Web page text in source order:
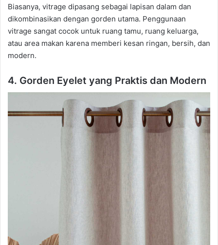
Biasanya, vitrage dipasang sebagai lapisan dalam dan
dikombinasikan dengan gorden utama. Penggunaan
vitrage sangat cocok untuk ruang tamu, ruang keluarga,
atau area makan karena memberi kesan ringan, bersih, dan
modern.
4. Gorden Eyelet yang Praktis dan Modern